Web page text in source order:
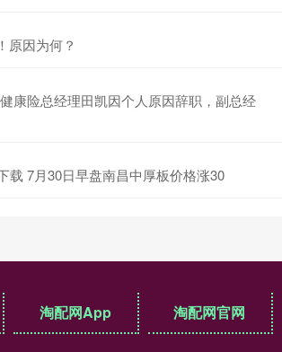
原因为何？
康险总经理田凯因个人原因辞职，副总经
载 7月30日早盘南昌中厚板价格涨30
淘配网App 淘配网官网